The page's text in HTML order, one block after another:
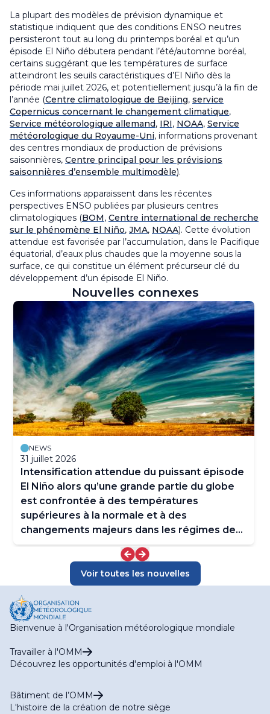
La plupart des modèles de prévision dynamique et
statistique indiquent que des conditions ENSO neutres
persisteront tout au long du printemps boréal et qu’un
épisode El Niño débutera pendant l’été/automne boréal,
certains suggérant que les températures de surface
atteindront les seuils caractéristiques d’El Niño dès la
période mai juillet 2026, et potentiellement jusqu’à la fin de
l’année (Centre climatologique de Beijing, service
Copernicus concernant le changement climatique,
Service météorologique allemand, IRI, NOAA, Service
météorologique du Royaume-Uni, informations provenant
des centres mondiaux de production de prévisions
saisonnières, Centre principal pour les prévisions
saisonnières d’ensemble multimodèle).
Ces informations apparaissent dans les récentes
perspectives ENSO publiées par plusieurs centres
climatologiques (BOM, Centre international de recherche
sur le phénomène El Niño, JMA, NOAA). Cette évolution
attendue est favorisée par l’accumulation, dans le Pacifique
équatorial, d’eaux plus chaudes que la moyenne sous la
surface, ce qui constitue un élément précurseur clé du
développement d’un épisode El Niño.
Nouvelles connexes
NEWS
31 juillet 2026
Intensification attendue du puissant épisode
El Niño alors qu’une grande partie du globe
est confrontée à des températures
supérieures à la normale et à des
changements majeurs dans les régimes de
précipitations
Voir toutes les nouvelles
Bienvenue à l'Organisation météorologique mondiale
Travailler à l'OMM
Découvrez les opportunités d'emploi à l'OMM
Bâtiment de l’OMM
L'histoire de la création de notre siège